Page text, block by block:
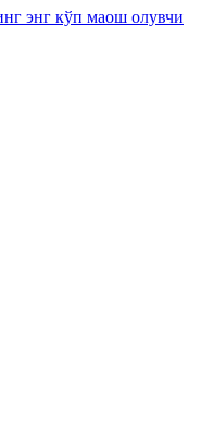
энг кўп маош олувчи